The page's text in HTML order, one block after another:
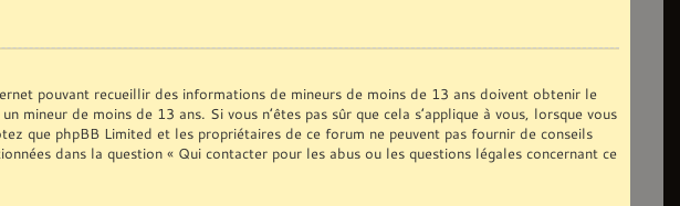
pouvant recueillir des informations de mineurs de moins de 13 ans doivent obtenir le
de moins de 13 ans. Si vous n’êtes pas sûr que cela s’applique à vous, lorsque vous
que phpBB Limited et les propriétaires de ce forum ne peuvent pas fournir de conseils
dans la question « Qui contacter pour les abus ou les questions légales concernant ce